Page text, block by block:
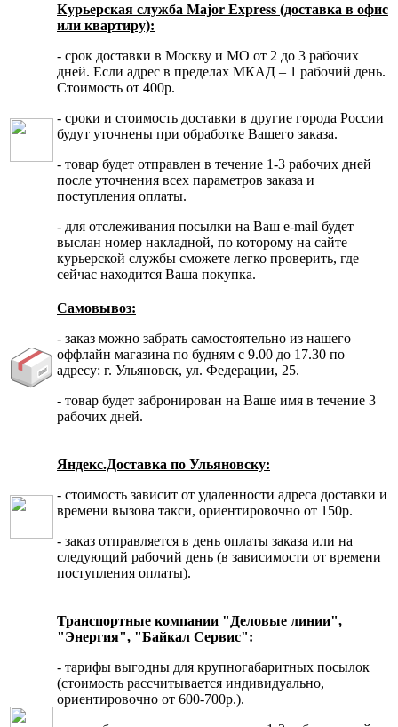
Курьерская служба Major Express (доставка в офис
или квартиру):
- срок доставки в Москву и МО от 2 до 3 рабочих
дней. Если адрес в пределах МКАД – 1 рабочий день.
Стоимость от 400р.
- сроки и стоимость доставки в другие города России
будут уточнены при обработке Вашего заказа.
- товар будет отправлен в течение 1-3 рабочих дней
после уточнения всех параметров заказа и
поступления оплаты.
- для отслеживания посылки на Ваш e-mail будет
выслан номер накладной, по которому на сайте
курьерской службы сможете легко проверить, где
сейчас находится Ваша покупка.
Самовывоз:
- заказ можно забрать самостоятельно из нашего
оффлайн магазина по будням с 9.00 до 17.30 по
адресу: г. Ульяновск, ул. Федерации, 25.
- товар будет забронирован на Ваше имя в течение 3
рабочих дней.
Яндекс.Доставка по Ульяновску:
- стоимость зависит от удаленности адреса доставки и
времени вызова такси, ориентировочно от 150р.
- заказ отправляется в день оплаты заказа или на
следующий рабочий день (в зависимости от времени
поступления оплаты).
Транспортные компании "Деловые линии",
"Энергия", "Байкал Сервис":
- тарифы выгодны для крупногабаритных посылок
(стоимость рассчитывается индивидуально,
ориентировочно от 600-700р.).